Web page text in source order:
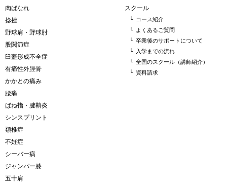
肉ばなれ
捻挫
野球肩・野球肘
股関節症
臼蓋形成不全症
有痛性外脛骨
かかとの痛み
腰痛
ばね指・腱鞘炎
シンスプリント
頚椎症
不妊症
シーバー病
ジャンパー膝
五十肩
スクール
└ コース紹介
└ よくあるご質問
└ 卒業後のサポートについて
└ 入学までの流れ
└ 全国のスクール（講師紹介）
└ 資料請求